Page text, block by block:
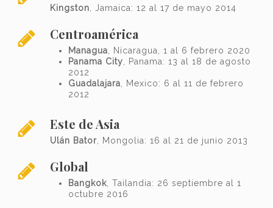
Kingston , Jamaica: 12 al 17 de mayo 2014
Centroamérica
Managua , Nicaragua, 1 al 6 febrero 2020
Panama City , Panama: 13 al 18 de agosto
2012
Guadalajara , Mexico: 6 al 11 de febrero
2012
Este de Asia
Ulán Bator, Mongolia: 16 al 21 de junio 2013
Global
Bangkok, Tailandia: 26 septiembre al 1
octubre 2016